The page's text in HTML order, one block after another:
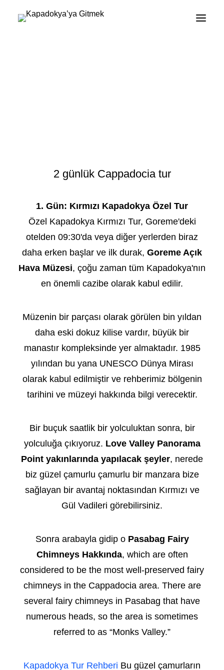
2 günlük Cappadocia tur
1. Gün: Kırmızı Kapadokya Özel Tur
Özel Kapadokya Kırmızı Tur, Goreme'deki
otelden 09:30'da veya diğer yerlerden biraz
daha erken başlar ve ilk durak, Goreme Açık
Hava Müzesi, çoğu zaman tüm Kapadokya'nın
en önemli cazibe olarak kabul edilir.
Müzenin bir parçası olarak görülen bin yıldan
daha eski dokuz kilise vardır, büyük bir
manastır kompleksinde yer almaktadır. 1985
yılından bu yana UNESCO Dünya Mirası
olarak kabul edilmiştir ve rehberimiz bölgenin
tarihini ve müzeyi hakkında bilgi verecektir.
Bir buçuk saatlik bir yolculuktan sonra, bir
yolculuğa çıkıyoruz. Love Valley Panorama
Point yakınlarında yapılacak şeyler, nerede
biz güzel çamurlu çamurlu bir manzara bize
sağlayan bir avantaj noktasından Kırmızı ve
Gül Vadileri görebilirsiniz.
Sonra arabayla gidip o Pasabag Fairy
Chimneys Hakkında, which are often
considered to be the most well-preserved fairy
chimneys in the Cappadocia area. There are
several fairy chimneys in Pasabag that have
numerous heads, so the area is sometimes
referred to as “Monks Valley.”
Kapadokya Tur Rehberi Bu güzel çamurların